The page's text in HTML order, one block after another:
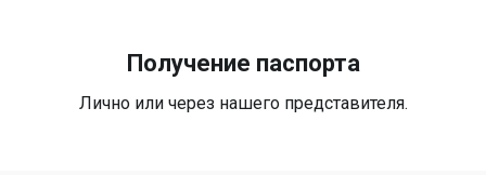
Получение паспорта
Лично или через нашего представителя.